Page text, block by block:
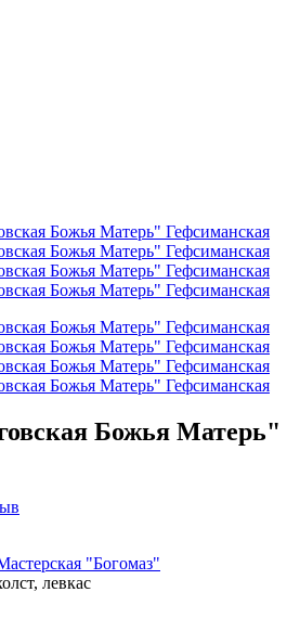
Божья Матерь"
"Богомаз"
левкас